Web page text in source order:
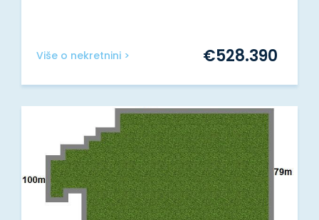
Više o nekretnini > €528.390